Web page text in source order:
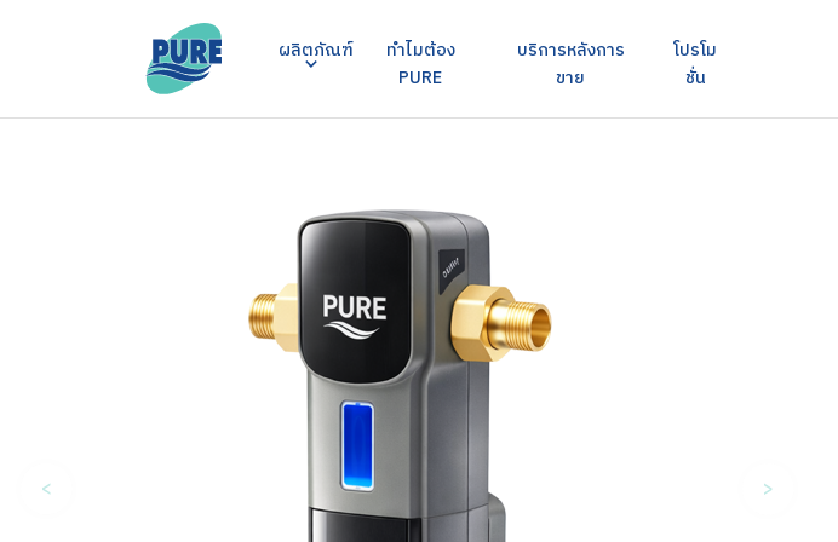
ผลิตภัณฑ์
ทำไมต้อง
PURE
บริการหลังการ
ขาย​
โปรโม
ชั่น